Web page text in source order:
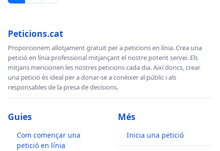
Peticions.cat
Proporcionem allotjament gratuït per a peticions en línia. Crea una
petició en línia professional mitjançant el nostre potent servei. Els
mitjans mencionen les nostres peticions cada dia. Així doncs, crear
una petició és ideal per a donar-se a conèixer al públic i als
responsables de la presa de decisions.
Guies
Com començar una
petició en línia
Més
Inicia una petició